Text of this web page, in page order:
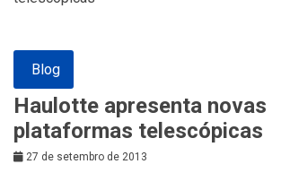
Blog
Haulotte apresenta novas
plataformas telescópicas
27 de setembro de 2013